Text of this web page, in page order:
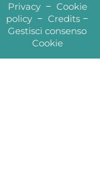
Privacy– Cookie
policy –Credits –
Gestisci consenso
Cookie